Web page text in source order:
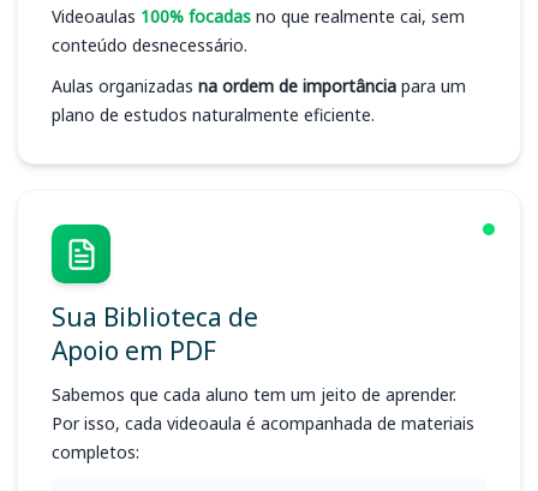
Videoaulas 100% focadas no que realmente cai, sem
conteúdo desnecessário.
Aulas organizadas na ordem de importância para um
plano de estudos naturalmente eficiente.
Sua Biblioteca de
Apoio em PDF
Sabemos que cada aluno tem um jeito de aprender.
Por isso, cada videoaula é acompanhada de materiais
completos: